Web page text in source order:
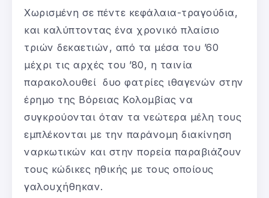
Χωρισμένη σε πέντε κεφάλαια-τραγούδια,
και καλύπτοντας ένα χρονικό πλαίσιο
τριών δεκαετιών, από τα μέσα του ’60
μέχρι τις αρχές του ’80, η ταινία
παρακολουθεί δυο φατρίες ιθαγενών στην
έρημο της Βόρειας Κολομβίας να
συγκρούονται όταν τα νεώτερα μέλη τους
εμπλέκονται με την παράνομη διακίνηση
ναρκωτικών και στην πορεία παραβιάζουν
τους κώδικες ηθικής με τους οποίους
γαλουχήθηκαν.